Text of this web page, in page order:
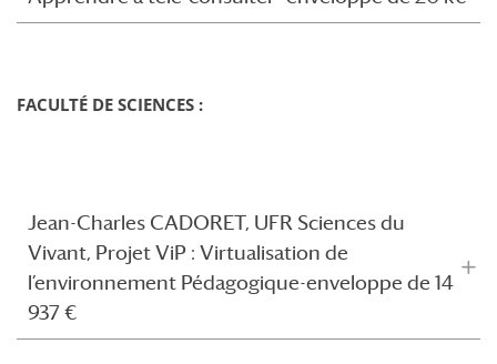
FACULTÉ DE SCIENCES :
Jean-Charles CADORET, UFR Sciences du
Vivant, Projet ViP : Virtualisation de
l’environnement Pédagogique-enveloppe de 14
937 €